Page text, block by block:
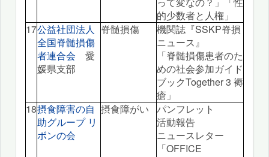
的少数者と人権」
17公益社団法人
全国脊髄損傷
者連合会 愛
媛県支部
脊髄損傷
機関誌『SSKP脊損
ニュース』
「脊髄損傷患者のた
めの社会参加ガイド
ブックTogether 3 褥
瘡」
18摂食障害の自
助グループ リ
ボンの会
摂食障がい
パンフレット
活動報告
ニュースレター
「OFFICE